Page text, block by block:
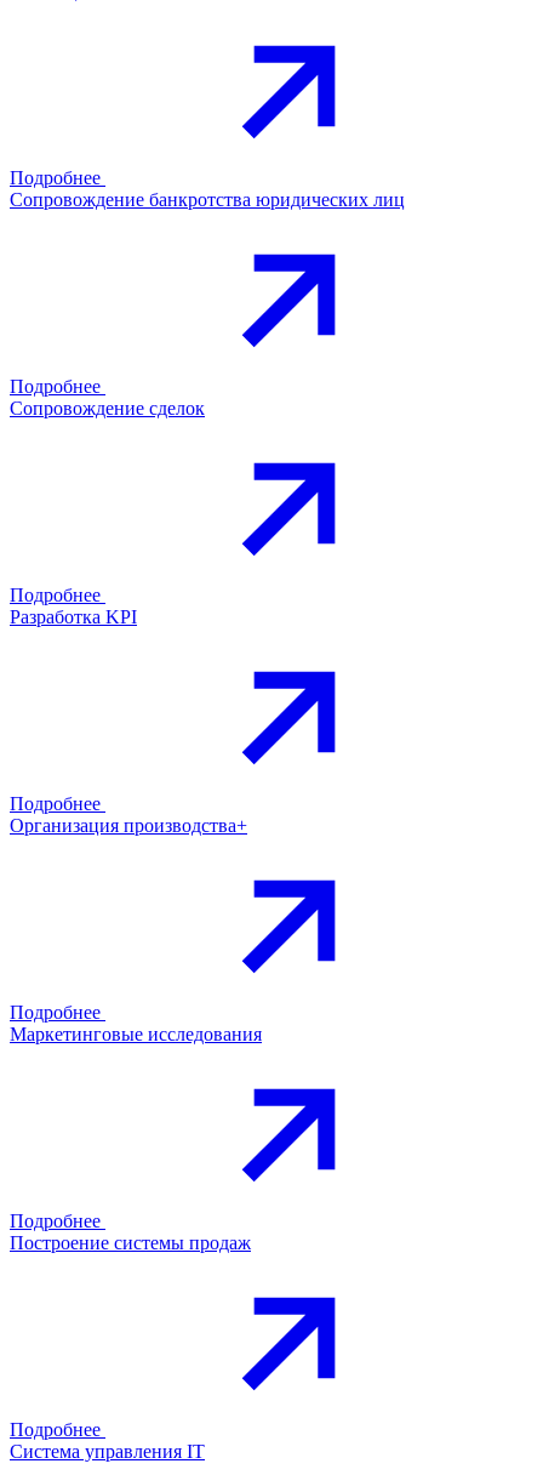
Подробнее
Сопровождение банкротства юридических лиц
Подробнее
Сопровождение сделок
Подробнее
Разработка KPI
Подробнее
Организация производства+
Подробнее
Маркетинговые исследования
Подробнее
Построение системы продаж
Подробнее
Система управления IT